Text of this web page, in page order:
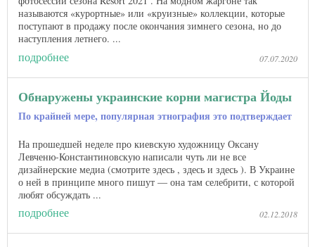
называются «курортные» или «круизные» коллекции, которые
поступают в продажу после окончания зимнего сезона, но до
наступления летнего​​. ...
подробнее 07.07.2020
Обнаружены украинские корни магистра Йоды
По крайней мере, популярная этнография это подтверждает
На прошедшей неделе про киевскую художницу Оксану
Левченю-Константиновскую написали чуть ли не все
дизайнерские медиа (смотрите здесь , здесь и здесь ). В Украине
о ней в принципе много пишут — она там селебрити, с которой
любят обсуждать ...
подробнее 02.12.2018